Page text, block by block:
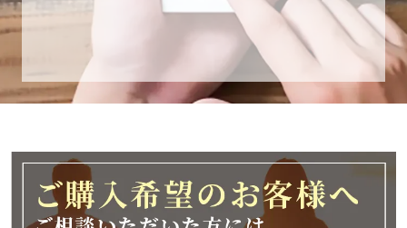
下記期間を年末年始休業とさせて頂きます。
2025年12月25日(木)～2026年1月8日(木)
2026年1月9日(金)以降、順次対応させて頂きま
す。
ご不便をおかけいたしますが、何卒ご理解の程